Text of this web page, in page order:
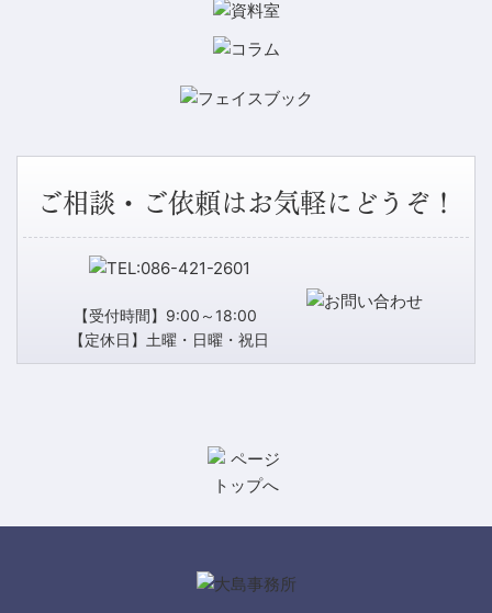
ご相談・ご依頼はお気軽にどうぞ！
【受付時間】9:00～18:00
【定休日】土曜・日曜・祝日